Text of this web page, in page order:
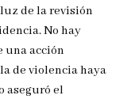
luz de la revisión
No hay
una acción
de violencia haya
aseguró el